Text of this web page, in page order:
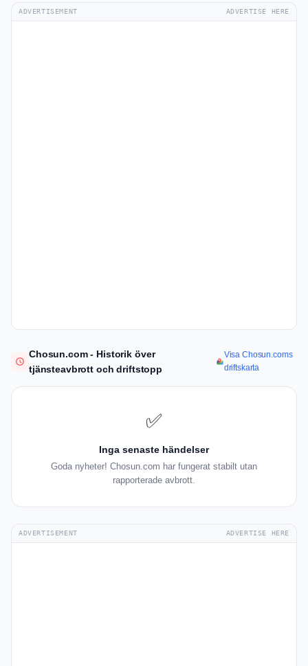
ADVERTISEMENT ADVERTISE HERE
Chosun.com - Historik över
tjänsteavbrott och driftstopp
Visa Chosun.coms
driftskarta
✅
Inga senaste händelser
Goda nyheter! Chosun.com har fungerat stabilt utan
rapporterade avbrott.
ADVERTISEMENT ADVERTISE HERE